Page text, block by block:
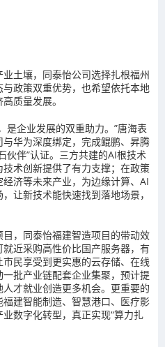
土壤，同泰怡公司选择扎根福州
政策双重优势，也希望依托本地
质量发展。
企业发展的双重助力。”唐海表
华为深度绑定，完成鲲鹏、昇腾
伙伴”认证。三方共建的AI根技术
术创新提供了有力支撑；在政策
济等未来产业，为边缘计算、AI
让新技术能快速找到落地场景，
，同泰怡福建智造项目的带动效
近采购高性价比国产服务器，有
民享受到更实惠的云存储、在线
批产业链配套企业集聚，预计提
才就业创造更多机会。更重要的
建智能制造、智慧港口、医疗影
数字化转型，真正实现“算力扎